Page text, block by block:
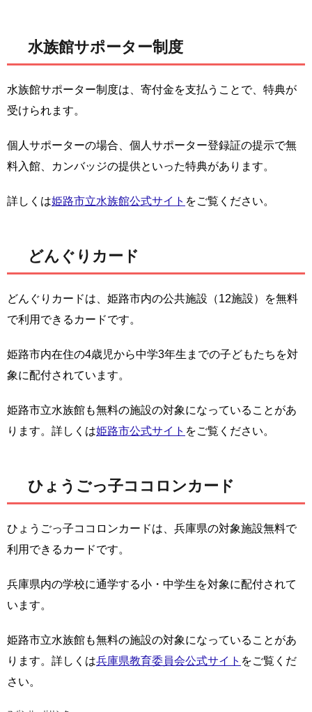
水族館サポーター制度
水族館サポーター制度は、寄付金を支払うことで、特典が
受けられます。
個人サポーターの場合、個人サポーター登録証の提示で無
料入館、カンバッジの提供といった特典があります。
詳しくは姫路市立水族館公式サイト をご覧ください。
どんぐりカード
どんぐりカードは、姫路市内の公共施設（12施設）を無料
で利用できるカードです。
姫路市内在住の4歳児から中学3年生までの子どもたちを対
象に配付されています。
姫路市立水族館も無料の施設の対象になっていることがあ
ります。詳しくは姫路市公式サイト をご覧ください。
ひょうごっ子ココロンカード
ひょうごっ子ココロンカードは、兵庫県の対象施設無料で
利用できるカードです。
兵庫県内の学校に通学する小・中学生を対象に配付されて
います。
姫路市立水族館も無料の施設の対象になっていることがあ
ります。詳しくは兵庫県教育委員会公式サイト をご覧くだ
さい。